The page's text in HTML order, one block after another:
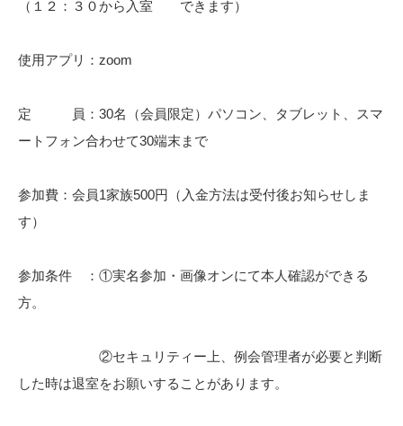
（１２：３０から入室 できます）
使用アプリ：zoom
定 員：30名（会員限定）パソコン、タブレット、スマ
ートフォン合わせて30端末まで
参加費：会員1家族500円（入金方法は受付後お知らせしま
す）
参加条件 ：①実名参加・画像オンにて本人確認ができる
方。
②セキュリティー上、例会管理者が必要と判断
した時は退室をお願いすることがあります。